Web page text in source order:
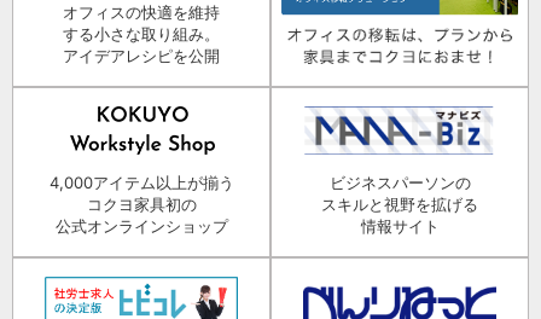
オフィスの快適を維持
する小さな取り組み。
アイデアレシピを公開
4,000アイテム以上が揃う
コクヨ家具初の
公式オンラインショップ
ビジネスパーソンの
スキルと視野を拡げる
情報サイト